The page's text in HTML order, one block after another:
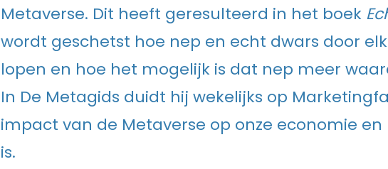
Metaverse. Dit heeft geresulteerd in het boek
wordt geschetst hoe nep en echt dwars door
lopen en hoe het mogelijk is dat nep meer
In De Metagids duidt hij wekelijks op
impact van de Metaverse op onze economie
is.